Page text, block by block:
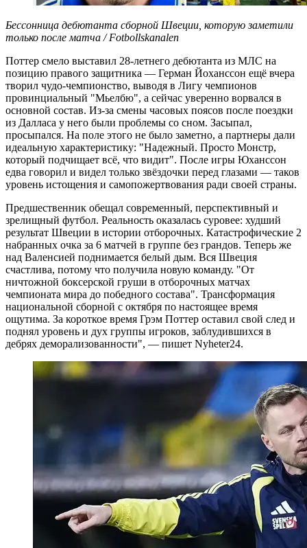
Бессонница дебютанта сборной Швеции, которую заметили
только после матча / Fotbollskanalen
Поттер смело выставил 28-летнего дебютанта из МЛС на
позицию правого защитника — Герман Йоханссон ещё вчера
творил чудо-чемпионство, выводя в Лигу чемпионов
провинциальный "Мьелбю", а сейчас уверенно ворвался в
основной состав. Из-за смены часовых поясов после поездки
из Далласа у него были проблемы со сном. Засыпал,
просыпался. На поле этого не было заметно, а партнеры дали
идеальную характеристику: "Надежный. Просто Монстр,
который подчищает всё, что видит". После игры Юханссон
едва говорил и видел только звёздочки перед глазами — таков
уровень истощения и самопожертвования ради своей страны.
Предшественник обещал современный, перспективный и
зрелищный футбол. Реальность оказалась суровее: худший
результат Швеции в истории отборочных. Катастрофические 2
набранных очка за 6 матчей в группе без грандов. Теперь же
над Валенсией поднимается белый дым. Вся Швеция
счастлива, потому что получила новую команду. "От
ничтожной боксерской груши в отборочных матчах
чемпионата мира до победного состава". Трансформация
национальной сборной с октября по настоящее время
ощутима. За короткое время Грэм Поттер оставил свой след и
поднял уровень и дух группы игроков, заблудившихся в
дебрях деморализованности", — пишет Nyheter24.